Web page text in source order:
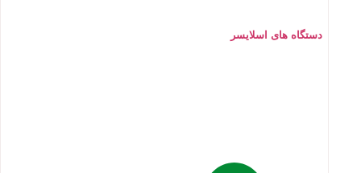
دستگاه های اسلایسر